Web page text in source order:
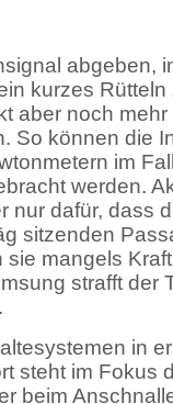
abgeben,
kurzes
aber noch
So können die
im
werden.
nur dafür, dass
sitzenden
mangels
strafft der
in
steht im Fokus
beim